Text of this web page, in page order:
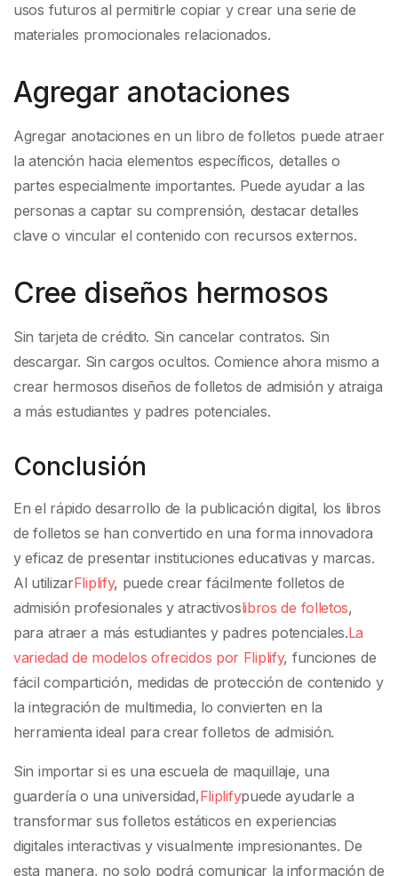
usos futuros al permitirle copiar y crear una serie de
materiales promocionales relacionados.
Agregar anotaciones
Agregar anotaciones en un libro de folletos puede atraer
la atención hacia elementos específicos, detalles o
partes especialmente importantes. Puede ayudar a las
personas a captar su comprensión, destacar detalles
clave o vincular el contenido con recursos externos.
Cree diseños hermosos
Sin tarjeta de crédito. Sin cancelar contratos. Sin
descargar. Sin cargos ocultos. Comience ahora mismo a
crear hermosos diseños de folletos de admisión y atraiga
a más estudiantes y padres potenciales.
Conclusión
En el rápido desarrollo de la publicación digital, los libros
de folletos se han convertido en una forma innovadora
y eficaz de presentar instituciones educativas y marcas.
Al utilizarFliplify, puede crear fácilmente folletos de
admisión profesionales y atractivoslibros de folletos,
para atraer a más estudiantes y padres potenciales.La
variedad de modelos ofrecidos por Fliplify, funciones de
fácil compartición, medidas de protección de contenido y
la integración de multimedia, lo convierten en la
herramienta ideal para crear folletos de admisión.
Sin importar si es una escuela de maquillaje, una
guardería o una universidad,Fliplifypuede ayudarle a
transformar sus folletos estáticos en experiencias
digitales interactivas y visualmente impresionantes. De
esta manera, no solo podrá comunicar la información de